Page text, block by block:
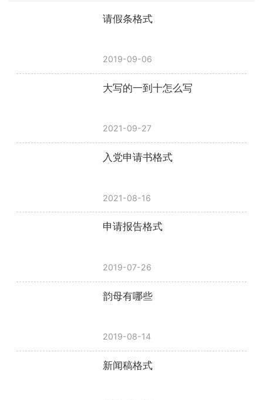
请假条格式
2019-09-06
大写的一到十怎么写
2021-09-27
入党申请书格式
2021-08-16
申请报告格式
2019-07-26
韵母有哪些
2019-08-14
新闻稿格式